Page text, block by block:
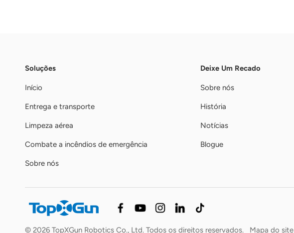
Soluções
Início
Entrega e transporte
Limpeza aérea
Combate a incêndios de emergência
Sobre nós
Deixe Um Recado
Sobre nós
História
Notícias
Blogue
© 2026 TopXGun Robotics Co., Ltd. Todos os direitos reservados. Mapa do site